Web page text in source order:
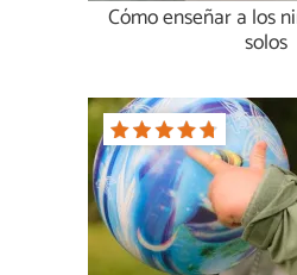
Cómo enseñar a los
solos